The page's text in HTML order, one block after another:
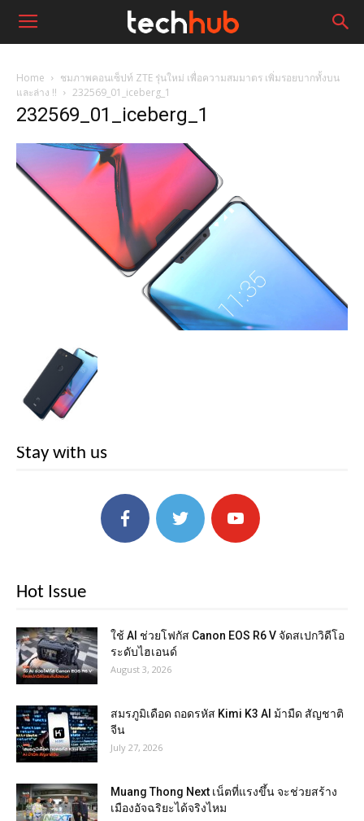
Home
ชมภาพคอนเซ็ปท์ ZTE รุ่นใหม่ เพื่อความสมมาตร เพิ่มรอยบากทั้งบน
และล่าง !!
232569_01_iceberg_1
232569_01_iceberg_1
Stay with us
Hot Issue
ใช้ AI ช่วยโฟกัส Canon EOS R6 V จัดสเปกวิดีโอ
ระดับไฮเอนด์
August 3, 2026
สมรภูมิเดือด ถอดรหัส Kimi K3 AI ม้ามืด สัญชาติ
จีน
July 27, 2026
Muang Thong Next เน็ตที่แรงขึ้น จะช่วยสร้าง
เมืองอัจฉริยะได้จริงไหม